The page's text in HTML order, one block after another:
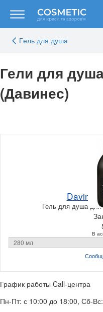
Гeль для душа
Гели для
(Давинес)
Davines
Гель для душа для
В
График работы Call-центра
Пн-Пт: с 10:00 до 18:00, Сб-